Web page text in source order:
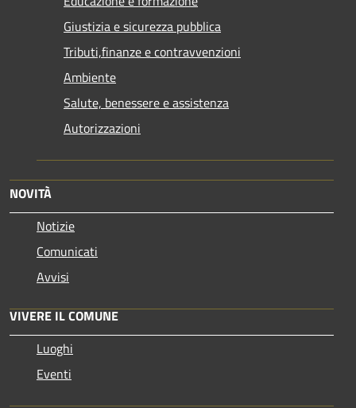
Giustizia e sicurezza pubblica
Tributi,finanze e contravvenzioni
Ambiente
Salute, benessere e assistenza
Autorizzazioni
NOVITÀ
Notizie
Comunicati
Avvisi
VIVERE IL COMUNE
Luoghi
Eventi